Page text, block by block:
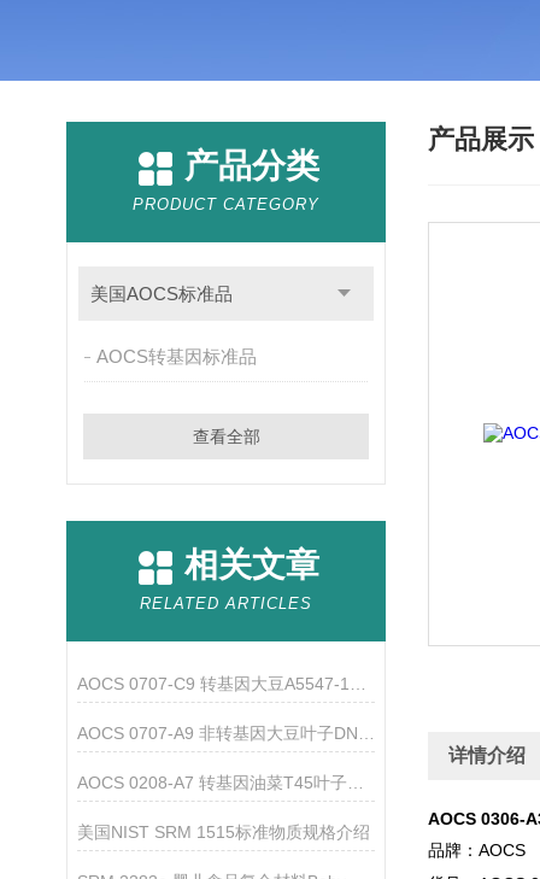
产品分类
PRODUCT CATEGORY
美国AOCS标准品
AOCS转基因标准品
查看全部
相关文章
RELATED ARTICLES
美国NIST SRM 1515标准物质规格介绍
产品展示
详情介绍
AOCS 0306-
品牌：AOCS